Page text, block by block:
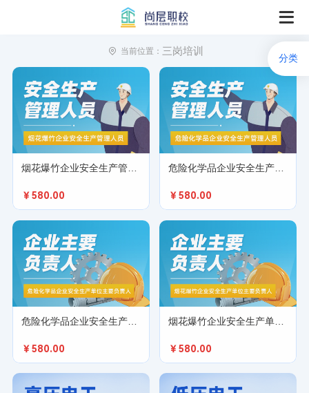
分类
 当前位置： 三岗培训
烟花爆竹企业安全生产管理人员
￥580.00
危险化学品企业安全生产管理人员
￥580.00
危险化学品企业安全生产单位主要负责人
￥580.00 ￥580.00